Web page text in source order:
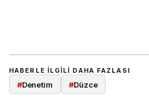
HABERLE ILGILI DAHA FAZLASI
#Denetim #Düzce